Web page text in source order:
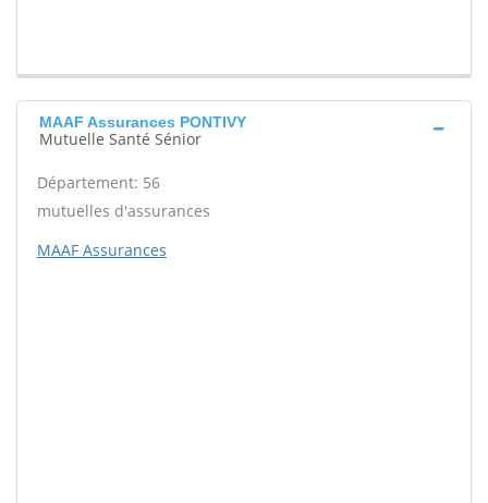
MAAF Assurances PONTIVY
Mutuelle Santé Sénior
Département: 56
mutuelles d'assurances
MAAF Assurances